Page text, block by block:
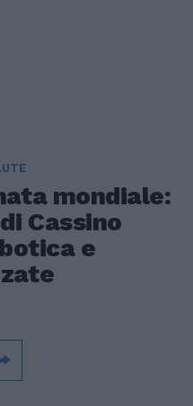
mondiale:
Cassino
e